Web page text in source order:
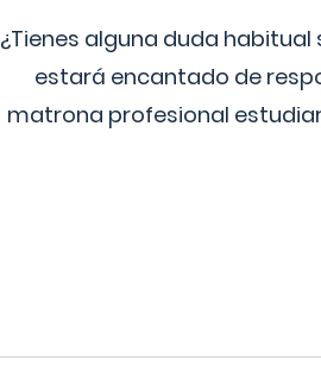
¿Tienes alguna duda
estará encantado de
matrona profesional